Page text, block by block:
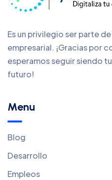
Es un privilegio ser parte
empresarial. ¡Gracias por
esperamos seguir siendo
futuro!
Menu
Blog
Desarrollo
Empleos